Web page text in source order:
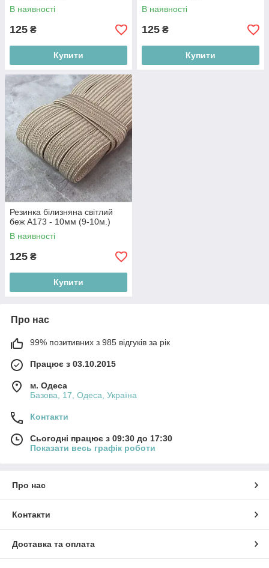
В наявності
125 ₴
Купити
В наявності
125 ₴
Купити
Резинка білизняна світлий
беж А173 - 10мм (9-10м.)
В наявності
125 ₴
Купити
Про нас
99% позитивних з 985 відгуків за рік
Працює з 03.10.2015
м. Одеса
Базова, 17, Одеса, Україна
Контакти
Сьогодні працює з 09:30 до 17:30
Показати весь графік роботи
Про нас
Контакти
Доставка та оплата